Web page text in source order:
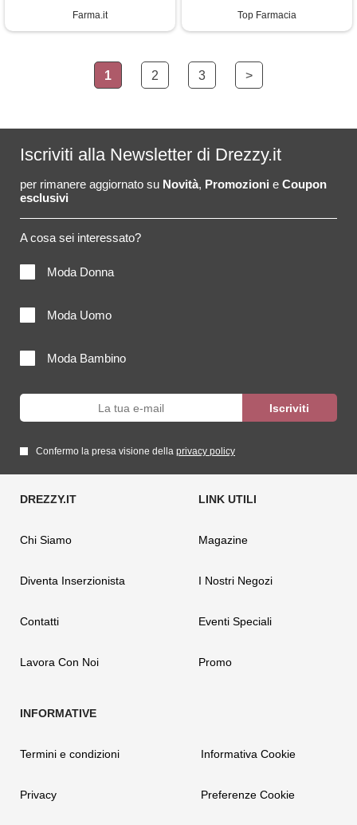
Farma.it
Top Farmacia
1 2 3 >
Iscriviti alla Newsletter di Drezzy.it
per rimanere aggiornato su Novità, Promozioni e Coupon
esclusivi
A cosa sei interessato?
Moda Donna
Moda Uomo
Moda Bambino
Confermo la presa visione della privacy policy
Chi Siamo
Diventa Inserzionista
Contatti
Lavora Con Noi
Magazine
I Nostri Negozi
Eventi Speciali
Promo
Termini e condizioni
Privacy
Informativa Cookie
Preferenze Cookie